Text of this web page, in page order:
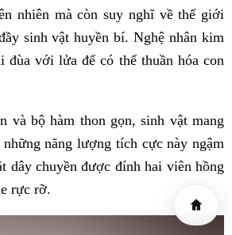
nhiên mà còn suy nghĩ về thế giới
sinh vật huyền bí. Nghệ nhân kim
đùa với lửa để có thể thuần hóa con
và bộ hàm thon gọn, sinh vật mang
năng lượng tích cực này ngậm
dây chuyền được đính hai viên hồng
rực rỡ.